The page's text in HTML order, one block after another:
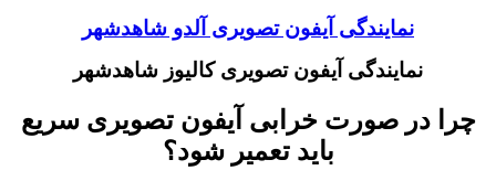
نمایندگی آیفون تصویری آلدو شاهدشهر
نمایندگی آیفون تصویری کالیوز شاهدشهر
چرا در صورت خرابی آیفون تصویری سریع
باید تعمیر شود؟